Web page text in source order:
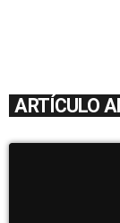
ARTÍCULO